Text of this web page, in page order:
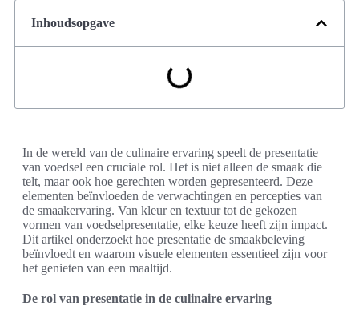
Inhoudsopgave
In de wereld van de culinaire ervaring speelt de presentatie
van voedsel een cruciale rol. Het is niet alleen de smaak die
telt, maar ook hoe gerechten worden gepresenteerd. Deze
elementen beïnvloeden de verwachtingen en percepties van
de smaakervaring. Van kleur en textuur tot de gekozen
vormen van voedselpresentatie, elke keuze heeft zijn impact.
Dit artikel onderzoekt hoe presentatie de smaakbeleving
beïnvloedt en waarom visuele elementen essentieel zijn voor
het genieten van een maaltijd.
De rol van presentatie in de culinaire ervaring